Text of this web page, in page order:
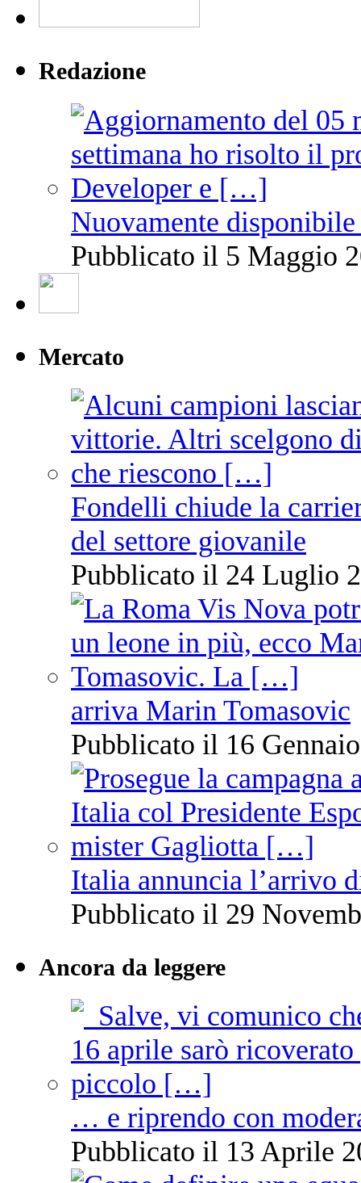
Redazione
Nuovamente
Pubblicato il 5 Maggio
Mercato
Fondelli chiude la
del settore giovanile
Pubblicato il 24 Luglio
arriva Marin Tomasovic
Pubblicato il 16
Italia annuncia l’arrivo
Pubblicato il 29
Ancora da leggere
… e riprendo con
Pubblicato il 13 Aprile